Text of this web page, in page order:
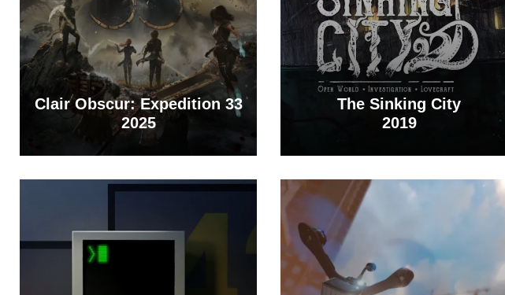
Clair Obscur: Expedition 33
2025
The Sinking City
2019